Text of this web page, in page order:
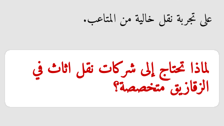
على تجربة نقل خالية من المتاعب.
لماذا تحتاج إلى شركات نقل اثاث في
الزقازيق متخصصة؟